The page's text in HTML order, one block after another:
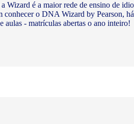
Wizard é a maior rede de ensino de
conhecer o DNA Wizard by Pearson,
aulas - matrículas abertas o ano inteiro!